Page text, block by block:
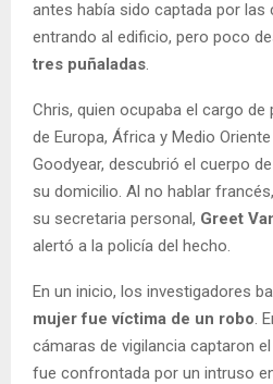
antes había sido captada por las
entrando al edificio, pero poco
tres puñaladas.
Chris, quien ocupaba el cargo de
de Europa, África y Medio
Goodyear, descubrió el cuerpo
su domicilio. Al no hablar
su secretaria personal, Greet
alertó a la policía del hecho.
En un inicio, los investigadores
mujer fue víctima de un robo.
cámaras de vigilancia captaron
fue confrontada por un intruso